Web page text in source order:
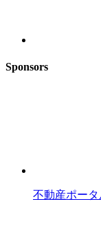
Sponsors
不動産ポー